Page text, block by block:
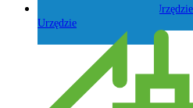
Urzędzie